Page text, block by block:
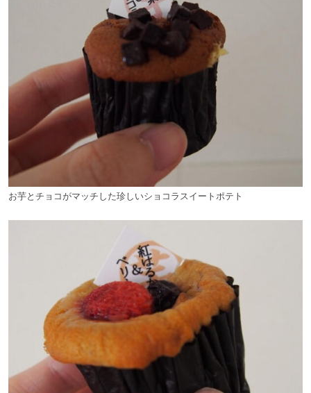
お芋とチョコがマッチした珍しいショコラスイートポテト